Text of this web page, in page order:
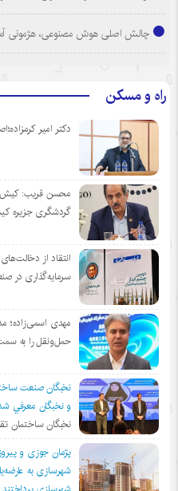
چالش اصلی هوش مصنوعی، هژمونی
راه و مسکن
دکتر امیر کرمزاده؛اصفهان
محسن قریب:
گردشگری جزیره
انتقاد از
سرمایه‌گذاری در
مهدی اسمی‌زاده؛
حمل‌ونقل را به
نخبگان صنعت
و نخبگان معرفي
نخبگان ساختمان
پژمان جوزی و
شهرسازی به